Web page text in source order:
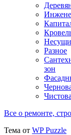
Разное
зон
Все о ремонте,
Тема от WP Puzzle